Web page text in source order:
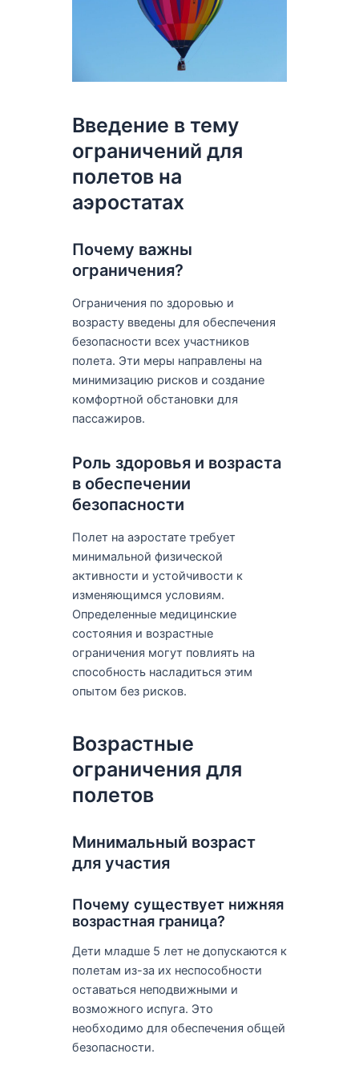
Введение в тему
ограничений для
полетов на
аэростатах
Почему важны
ограничения?
Ограничения по здоровью и
возрасту введены для обеспечения
безопасности всех участников
полета. Эти меры направлены на
минимизацию рисков и создание
комфортной обстановки для
пассажиров.
Роль здоровья и возраста
в обеспечении
безопасности
Полет на аэростате требует
минимальной физической
активности и устойчивости к
изменяющимся условиям.
Определенные медицинские
состояния и возрастные
ограничения могут повлиять на
способность насладиться этим
опытом без рисков.
Возрастные
ограничения для
полетов
Минимальный возраст
для участия
Почему существует нижняя
возрастная граница?
Дети младше 5 лет не допускаются к
полетам из-за их неспособности
оставаться неподвижными и
возможного испуга. Это
необходимо для обеспечения общей
безопасности.